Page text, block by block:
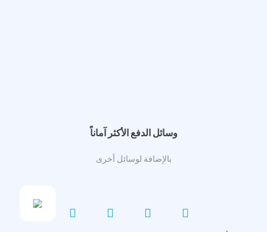
وسائل الدفع الأكثر آماناً
بالإضافة لوسائل أخرى